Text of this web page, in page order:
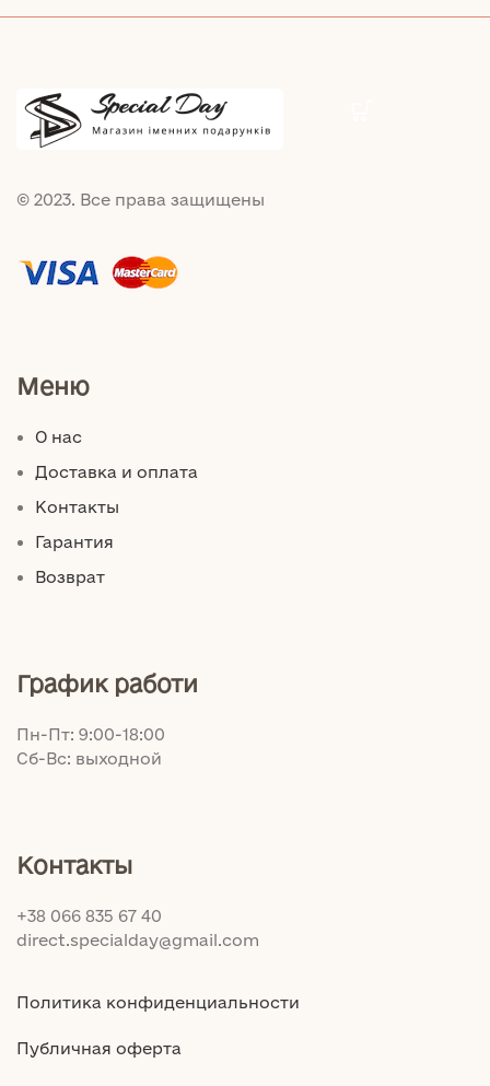
© 2023. Все права защищены
Меню
О нас
Доставка и оплата
Контакты
Гарантия
Возврат
График работи
Пн-Пт: 9:00-18:00
Сб-Вс: выходной
Контакты
+38 066 835 67 40
direct.specialday@gmail.com
Политика конфиденциальности
Публичная оферта